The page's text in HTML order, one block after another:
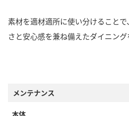
素材を適材適所に使い分けること
さと安心感を兼ね備えたダイニング
メンテナンス
本体